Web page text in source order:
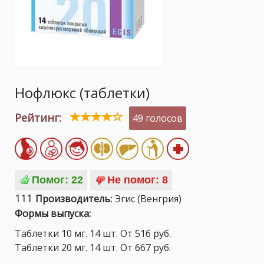
Нофлюкс (таблетки)
Рейтинг: 49 голосов
111 Производитель: Эгис (Венгрия)
Формы выпуска:
Таблетки 10 мг. 14 шт. От 516 руб.
Таблетки 20 мг. 14 шт. От 667 руб.